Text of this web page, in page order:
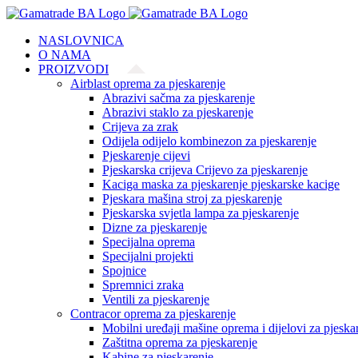
Skip
contentNASLOVNICA
O NAMA
PROIZVODI
Airblast oprema za pjeskarenje
Abrazivi sačma za pjeskarenje
Abrazivi staklo za pjeskarenje
Crijeva za zrak
Odijela odijelo kombinezon za pjeskarenje
Pjeskarenje cijevi
Pjeskarska crijeva Crijevo za pjeskarenje
Kaciga maska za pjeskarenje pjeskarske kacige
Pjeskara mašina stroj za pjeskarenje
Pjeskarska svjetla lampa za pjeskarenje
Dizne za pjeskarenje
Specijalna oprema
Specijalni projekti
Spojnice
Spremnici zraka
Ventili za pjeskarenje
Contracor oprema za pjeskarenje
Mobilni uređaji mašine oprema i dijelovi za
Zaštitna oprema za pjeskarenje